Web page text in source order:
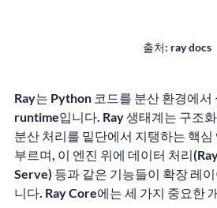
출처: ray docs
Ray는 Python 코드를 분산 환경에서
runtime입니다. Ray 생태계는 구조
분산 처리를 밑단에서 지탱하는 핵
부르며, 이 엔진 위에 데이터 처리
Serve) 등과 같은 기능들이 확장 레
니다. Ray Core에는 세 가지 중요한